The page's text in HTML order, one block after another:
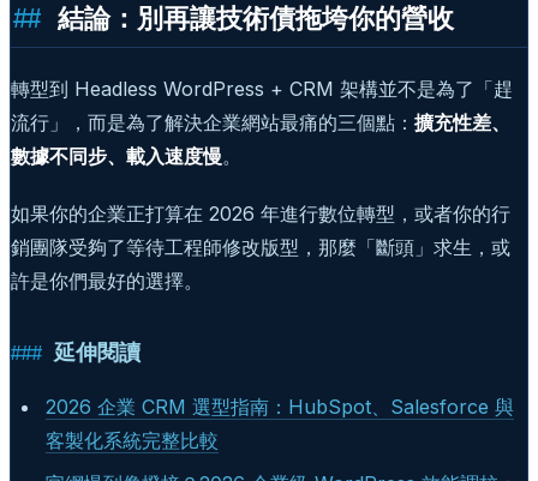
結論：別再讓技術債拖垮你的營收
轉型到 Headless WordPress + CRM 架構並不是為了「趕
流行」，而是為了解決企業網站最痛的三個點： 擴充性差、
數據不同步、載入速度慢。
如果你的企業正打算在 2026 年進行數位轉型，或者你的行
銷團隊受夠了等待工程師修改版型，那麼「斷頭」求生，或
許是你們最好的選擇。
延伸閱讀
2026 企業 CRM 選型指南：HubSpot、Salesforce 與
客製化系統完整比較